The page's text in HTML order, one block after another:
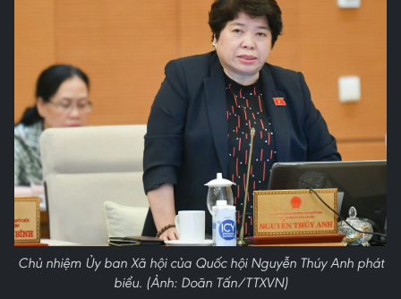
Chủ nhiệm Ủy ban Xã hội của Quốc hội Nguyễn Thúy Anh phát
biểu. (Ảnh: Doãn Tấn/TTXVN)